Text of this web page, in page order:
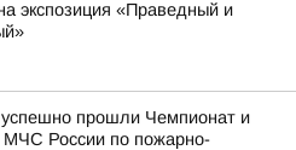
экспозиция «Праведный и
прошли Чемпионат и
МЧС России по пожарно-